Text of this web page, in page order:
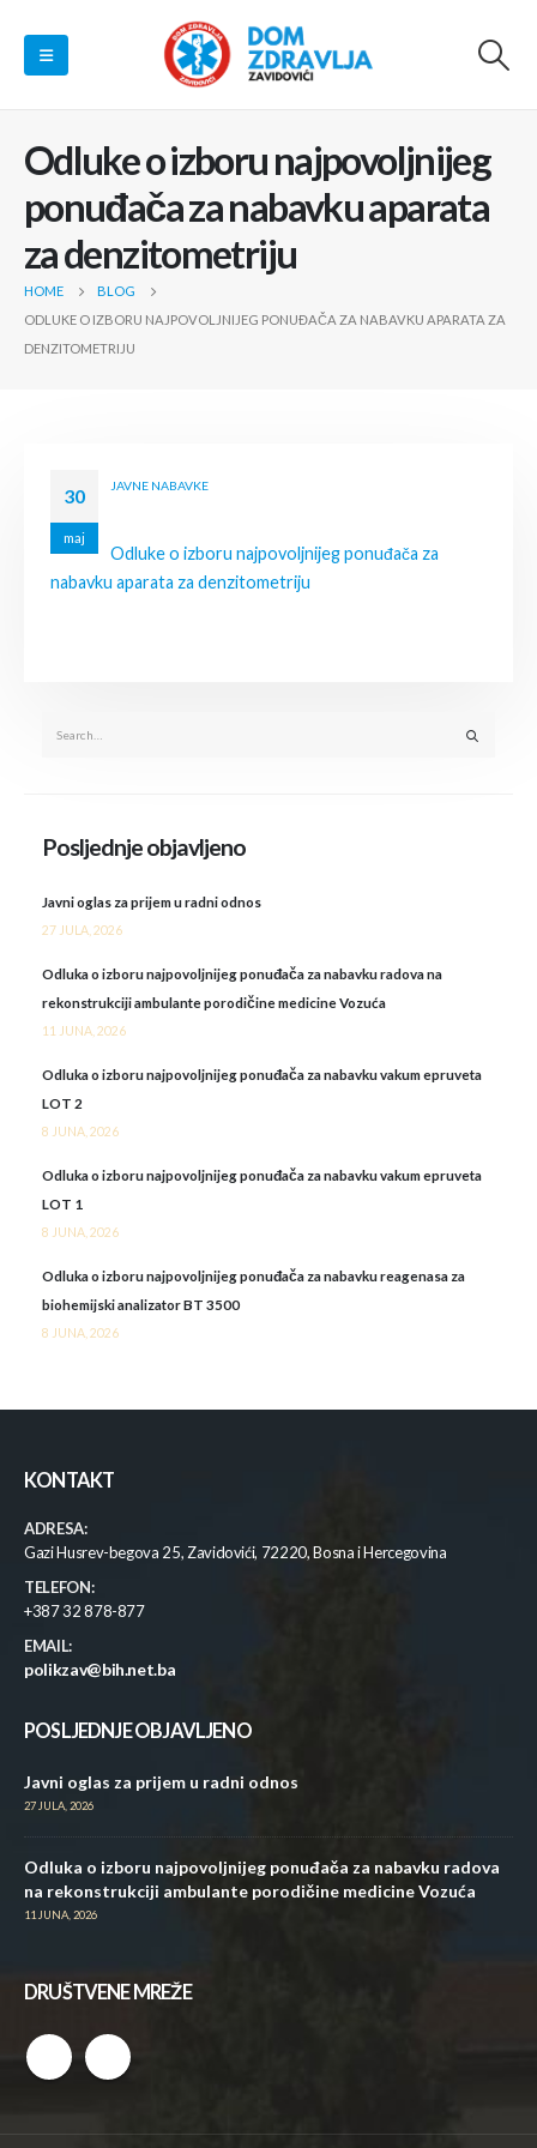
Odluke o izboru najpovoljnijeg
ponuđača za nabavku aparata
za denzitometriju
HOME
BLOG
ODLUKE O IZBORU NAJPOVOLJNIJEG PONUĐAČA ZA NABAVKU APARATA ZA
DENZITOMETRIJU
30
maj
JAVNE NABAVKE
Odluke o izboru najpovoljnijeg ponuđača za
nabavku aparata za denzitometriju
Posljednje objavljeno
Javni oglas za prijem u radni odnos
27 JULA, 2026
Odluka o izboru najpovoljnijeg ponuđača za nabavku radova na
rekonstrukciji ambulante porodičine medicine Vozuća
11 JUNA, 2026
Odluka o izboru najpovoljnijeg ponuđača za nabavku vakum epruveta
LOT 2
8 JUNA, 2026
Odluka o izboru najpovoljnijeg ponuđača za nabavku vakum epruveta
LOT 1
8 JUNA, 2026
Odluka o izboru najpovoljnijeg ponuđača za nabavku reagenasa za
biohemijski analizator BT 3500
8 JUNA, 2026
KONTAKT
ADRESA:
Gazi Husrev-begova 25, Zavidovići, 72220, Bosna i Hercegovina
TELEFON:
+387 32 878-877
EMAIL:
polikzav@bih.net.ba
POSLJEDNJE OBJAVLJENO
Javni oglas za prijem u radni odnos
27 JULA, 2026
Odluka o izboru najpovoljnijeg ponuđača za nabavku radova
na rekonstrukciji ambulante porodičine medicine Vozuća
11 JUNA, 2026
DRUŠTVENE MREŽE